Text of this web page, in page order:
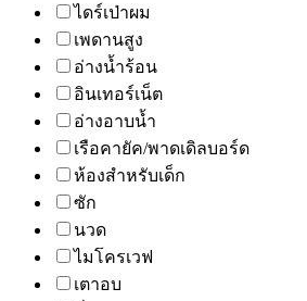
ไดร์เป่าผม
เพดานสูง
อ่างน้ำร้อน
อินเทอร์เน็ต
อ่างอาบน้ำ
เรือคายัค/พาดเดิลบอร์ด
ห้องสำหรับเด็ก
ซัก
นวด
ไมโครเวฟ
เตาอบ